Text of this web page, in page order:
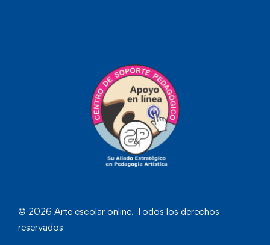
© 2026 Arte escolar online. Todos los derechos
reservados